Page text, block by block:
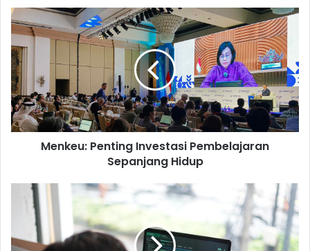
Menkeu:
Penting
Investasi
Pembelajaran
Sepanjang
Hidup
Menkeu: Penting Investasi Pembelajaran
Sepanjang Hidup
Digital,
Kemnaker
Sebut
Jenis-